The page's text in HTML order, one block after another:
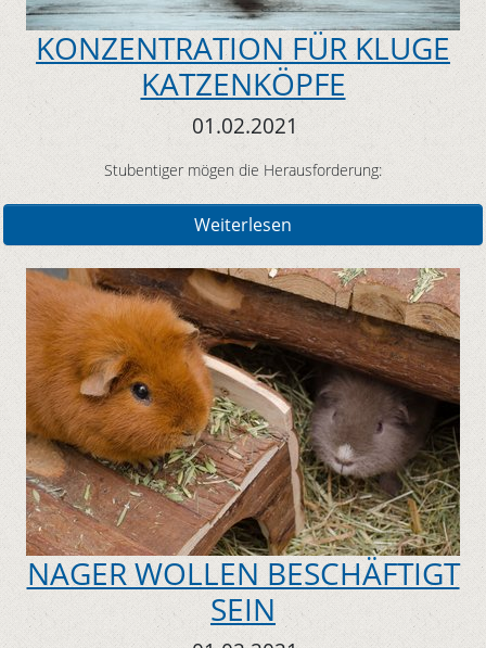
KONZENTRATION FÜR KLUGE
KATZENKÖPFE
01.02.2021
Stubentiger mögen die Herausforderung:
Weiterlesen
NAGER WOLLEN BESCHÄFTIGT
SEIN